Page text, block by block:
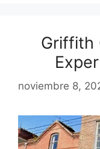
Griffith
noviembre 8,